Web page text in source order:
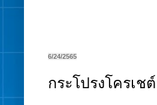
6/24/2565
กระโปรงโครเ